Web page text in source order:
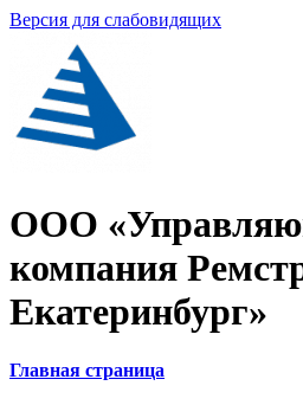
Версия для слабовидящих
ООО
компания
Екатеринбург»
Главная страница